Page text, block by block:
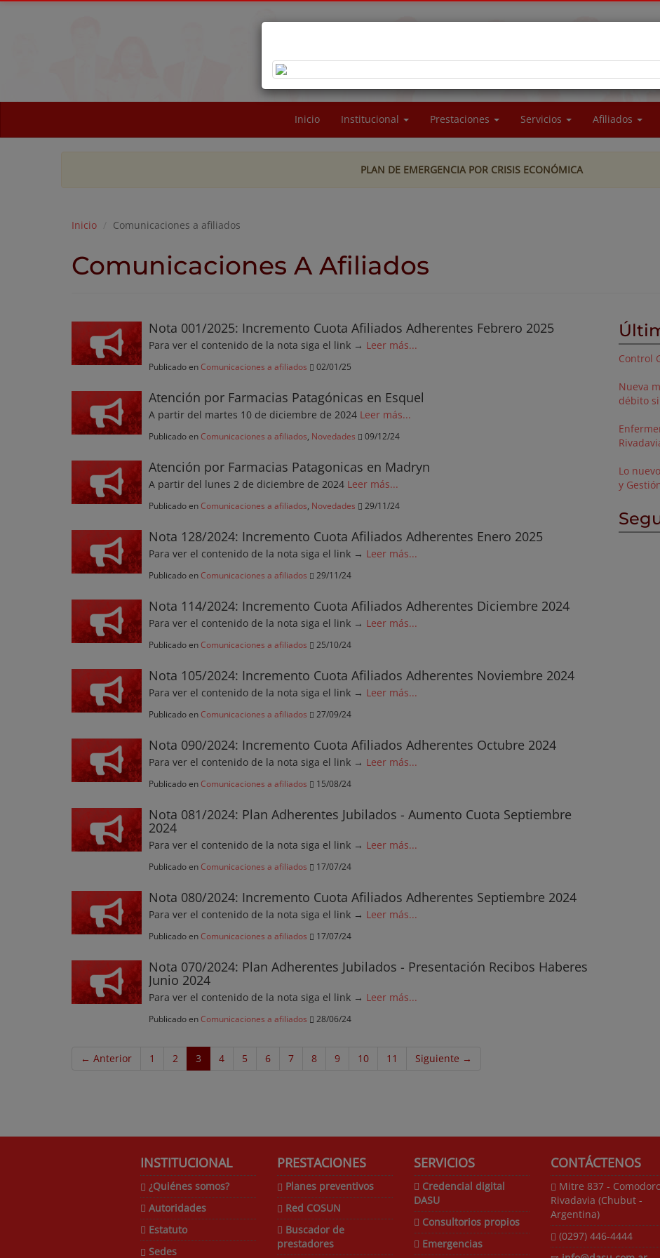
NACIONAL DE LA PATAGONIA SAN JUAN BOSCO
Inicio Institucional Prestaciones Servicios Afiliados
PLAN DE EMERGENCIA POR CRISIS ECONÓMICA
Inicio Comunicaciones a afiliados
Comunicaciones A Afiliados
Nota 001/2025: Incremento Cuota Afiliados Adherentes Febrero 2025
Para ver el contenido de la nota siga el link → Leer más...
Publicado en Comunicaciones a afiliados 02/01/25
Atención por Farmacias Patagónicas en Esquel
A partir del martes 10 de diciembre de 2024 Leer más...
Publicado en Comunicaciones a afiliados Novedades 09/12/24
Atención por Farmacias Patagonicas en Madryn
A partir del lunes 2 de diciembre de 2024 Leer más...
Publicado en Comunicaciones a afiliados Novedades 29/11/24
Nota 128/2024: Incremento Cuota Afiliados Adherentes Enero 2025
Para ver el contenido de la nota siga el link → Leer más...
Publicado en Comunicaciones a afiliados 29/11/24
Nota 114/2024: Incremento Cuota Afiliados Adherentes Diciembre 2024
Para ver el contenido de la nota siga el link → Leer más...
Publicado en Comunicaciones a afiliados 25/10/24
Nota 105/2024: Incremento Cuota Afiliados Adherentes Noviembre 2024
Para ver el contenido de la nota siga el link → Leer más...
Publicado en Comunicaciones a afiliados 27/09/24
Nota 090/2024: Incremento Cuota Afiliados Adherentes Octubre 2024
Para ver el contenido de la nota siga el link → Leer más...
Publicado en Comunicaciones a afiliados 15/08/24
Nota 081/2024: Plan Adherentes Jubilados - Aumento Cuota Septiembre
2024
Para ver el contenido de la nota siga el link → Leer más...
Publicado en Comunicaciones a afiliados 17/07/24
Nota 080/2024: Incremento Cuota Afiliados Adherentes Septiembre 2024
Para ver el contenido de la nota siga el link → Leer más...
Publicado en Comunicaciones a afiliados 17/07/24
Nota 070/2024: Plan Adherentes Jubilados - Presentación Recibos Haberes
Junio 2024
Para ver el contenido de la nota siga el link → Leer más...
Publicado en Comunicaciones a afiliados 28/06/24
← Anterior 1 2 3 4 5 6 7 8 9 10 11 Siguiente →
Control
Nueva
débito
Lo
y
INSTITUCIONAL
¿Quiénes somos?
Autoridades
Estatuto
Sedes
PRESTACIONES
Planes preventivos
Red COSUN
Buscador de
prestadores
SERVICIOS
Credencial digital
DASU
Consultorios propios
Emergencias
CONTÁCTENOS
Mitre 837 -
Rivadavia (Chubut -
Argentina)
(0297) 446-4444